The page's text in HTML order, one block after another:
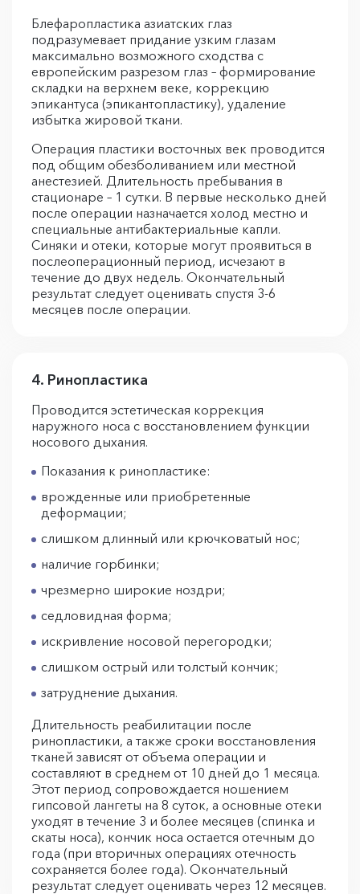
Блефаропластика азиатских глаз
подразумевает придание узким глазам
максимально возможного сходства с
европейским разрезом глаз – формирование
складки на верхнем веке, коррекцию
эпикантуса (эпикантопластику), удаление
избытка жировой ткани.
Операция пластики восточных век проводится
под общим обезболиванием или местной
анестезией. Длительность пребывания в
стационаре – 1 сутки. В первые несколько дней
после операции назначается холод местно и
специальные антибактериальные капли.
Синяки и отеки, которые могут проявиться в
послеоперационный период, исчезают в
течение до двух недель. Окончательный
результат следует оценивать спустя 3-6
месяцев после операции.
4. Ринопластика
Проводится эстетическая коррекция
наружного носа с восстановлением функции
носового дыхания.
Показания к ринопластике:
врожденные или приобретенные
деформации;
слишком длинный или крючковатый нос;
наличие горбинки;
чрезмерно широкие ноздри;
седловидная форма;
искривление носовой перегородки;
слишком острый или толстый кончик;
затруднение дыхания.
Длительность реабилитации после
ринопластики, а также сроки восстановления
тканей зависят от объема операции и
составляют в среднем от 10 дней до 1 месяца.
Этот период сопровождается ношением
гипсовой лангеты на 8 суток, а основные отеки
уходят в течение 3 и более месяцев (спинка и
скаты носа), кончик носа остается отечным до
года (при вторичных операциях отечность
сохраняется более года). Окончательный
результат следует оценивать через 12 месяцев.